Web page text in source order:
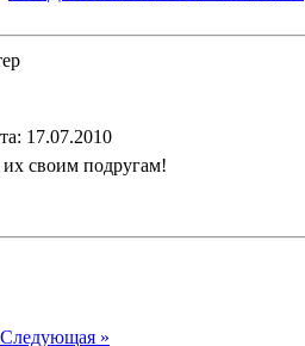
17.07.2010
своим подругам!
Следующая »